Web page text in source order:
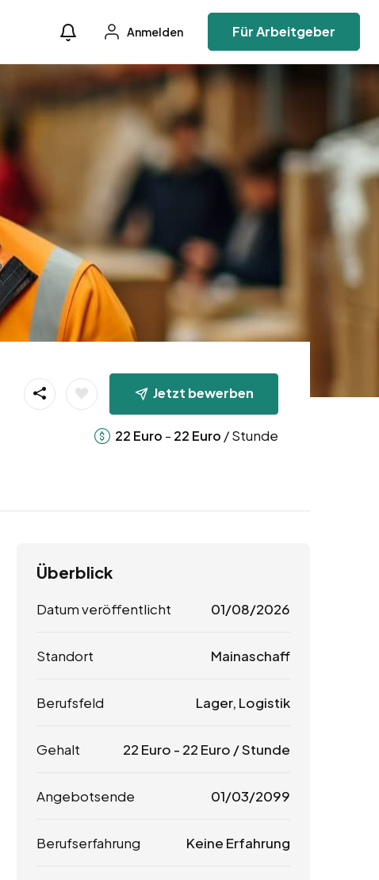
Anmelden Für Arbeitgeber
Jetzt bewerben
22 Euro - 22 Euro / Stunde
Überblick
Datum veröffentlicht 01/08/2026
Standort Mainaschaff
Berufsfeld Lager, Logistik
Gehalt 22 Euro - 22 Euro / Stunde
Angebotsende 01/03/2099
Berufserfahrung Keine Erfahrung